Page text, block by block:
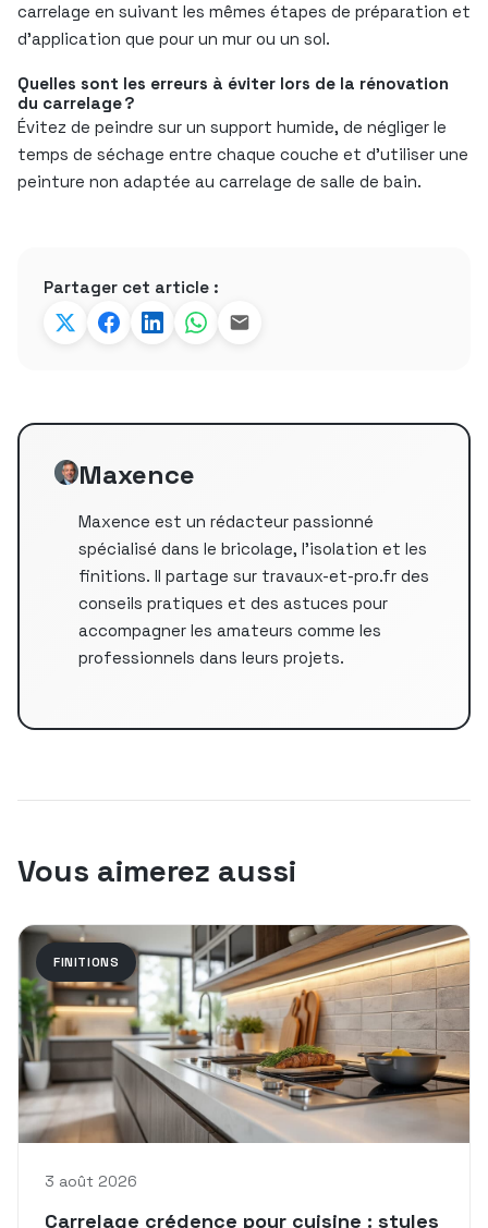
carrelage en suivant les mêmes étapes de préparation et
d’application que pour un mur ou un sol.
Quelles sont les erreurs à éviter lors de la rénovation
du carrelage ?
Évitez de peindre sur un support humide, de négliger le
temps de séchage entre chaque couche et d’utiliser une
peinture non adaptée au carrelage de salle de bain.
Partager cet article :
Maxence
Maxence est un rédacteur passionné
spécialisé dans le bricolage, l'isolation et les
finitions. Il partage sur travaux-et-pro.fr des
conseils pratiques et des astuces pour
accompagner les amateurs comme les
professionnels dans leurs projets.
Vous aimerez aussi
FINITIONS
3 août 2026
Carrelage crédence pour cuisine : styles